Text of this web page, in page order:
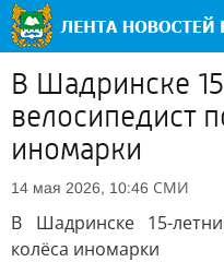
В Шадринске
велосипедист
иномарки
14 мая 2026, 10:46 СМИ
В Шадринске 15-
колёса иномарки